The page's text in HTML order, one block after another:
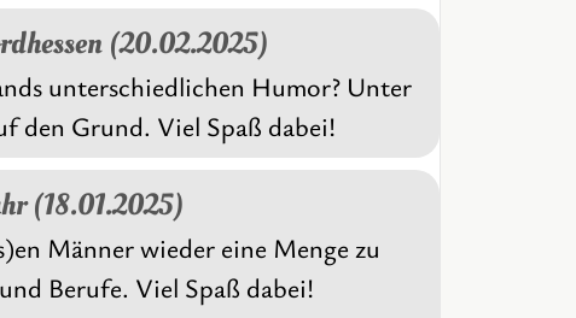
(20.02.2025)
unterschiedlichen Humor? Unter
den Grund. Viel Spaß dabei!
(18.01.2025)
Männer wieder eine Menge zu
Berufe. Viel Spaß dabei!